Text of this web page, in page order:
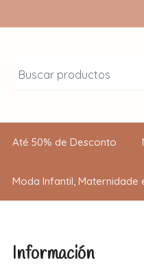
Até 50% de Desconto
Moda Infantil, Maternidade
Información